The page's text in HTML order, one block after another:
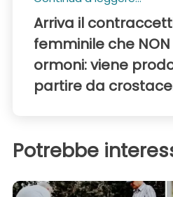
Arriva il
femminile che
ormoni: viene
partire da
Potrebbe